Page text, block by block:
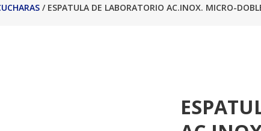
/ ESPATULA DE LABORATORIO AC.INOX. MICRO-